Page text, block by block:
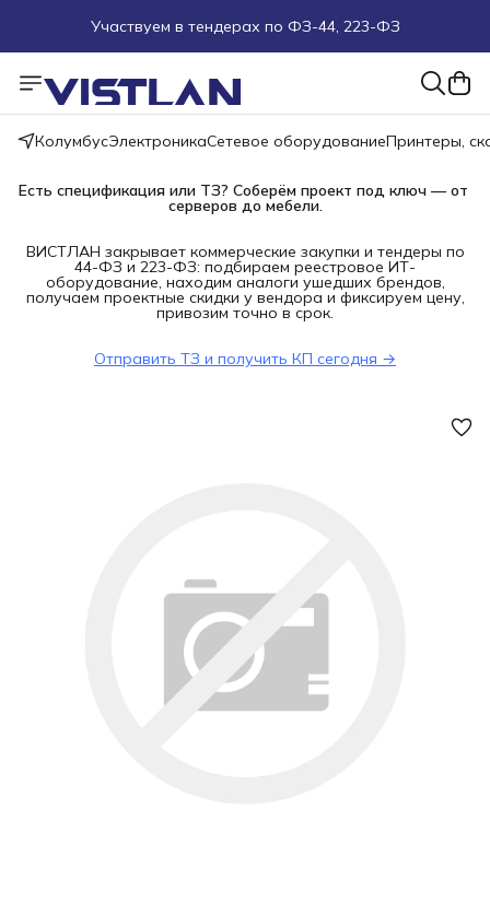
Участвуем в тендерах по ФЗ-44, 223-ФЗ
Поможем подобрать оборудование под ТЗ
Пуско-наладочные работы
Пришлите запрос на e-mail или в чат
КолумбусЭлектроникаСетевое оборудованиеПринтеры,
Есть спецификация или ТЗ? Соберём проект под ключ — от
серверов до мебели.
ВИСТЛАН закрывает коммерческие закупки и тендеры по
44-ФЗ и 223-ФЗ: подбираем реестровое ИТ-
оборудование, находим аналоги ушедших брендов,
получаем проектные скидки у вендора и фиксируем цену,
привозим точно в срок.
Отправить ТЗ и получить КП сегодня →